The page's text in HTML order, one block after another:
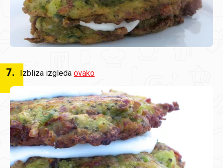
7. Izbliza izgleda ovako